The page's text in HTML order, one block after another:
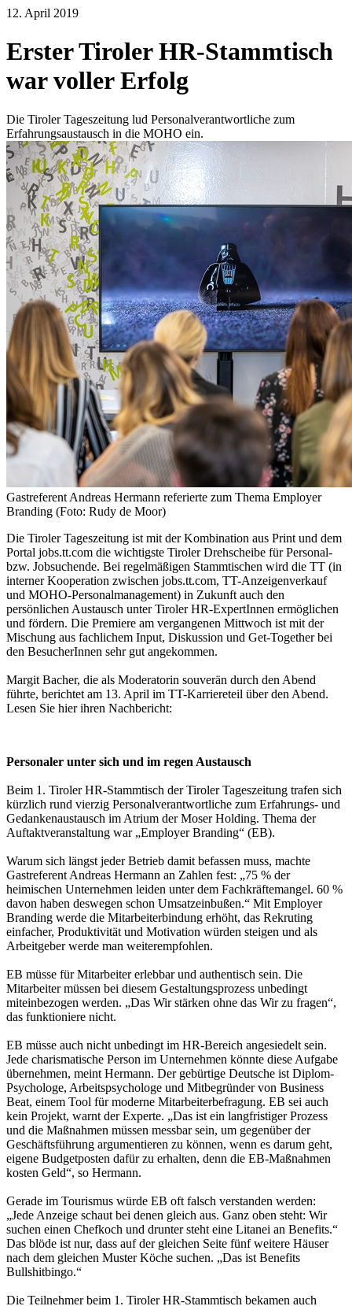
12. April 2019
Erster Tiroler HR-Stammtisch
war voller Erfolg
Die Tiroler Tageszeitung lud Personalverantwortliche zum
Erfahrungsaustausch in die MOHO ein.
Gastreferent Andreas Hermann referierte zum Thema Employer
Branding (Foto: Rudy de Moor)
Die Tiroler Tageszeitung ist mit der Kombination aus Print und dem
Portal jobs.tt.com die wichtigste Tiroler Drehscheibe für Personal-
bzw. Jobsuchende. Bei regelmäßigen Stammtischen wird die TT (in
interner Kooperation zwischen jobs.tt.com, TT-Anzeigenverkauf
und MOHO-Personalmanagement) in Zukunft auch den
persönlichen Austausch unter Tiroler HR-ExpertInnen ermöglichen
und fördern. Die Premiere am vergangenen Mittwoch ist mit der
Mischung aus fachlichem Input, Diskussion und Get-Together bei
den BesucherInnen sehr gut angekommen.
Margit Bacher, die als Moderatorin souverän durch den Abend
führte, berichtet am 13. April im TT-Karriereteil über den Abend.
Lesen Sie hier ihren Nachbericht:
Personaler unter sich und im regen Austausch
Beim 1. Tiroler HR-Stammtisch der Tiroler Tageszeitung trafen sich
kürzlich rund vierzig Personalverantwortliche zum Erfahrungs- und
Gedankenaustausch im Atrium der Moser Holding. Thema der
Auftaktveranstaltung war „Employer Branding“ (EB).
Warum sich längst jeder Betrieb damit befassen muss, machte
Gastreferent Andreas Hermann an Zahlen fest: „75 % der
heimischen Unternehmen leiden unter dem Fachkräftemangel. 60 %
davon haben deswegen schon Umsatzeinbußen.“ Mit Employer
Branding werde die Mitarbeiterbindung erhöht, das Rekruting
einfacher, Produktivität und Motivation würden steigen und als
Arbeitgeber werde man weiterempfohlen.
EB müsse für Mitarbeiter erlebbar und authentisch sein. Die
Mitarbeiter müssen bei diesem Gestaltungsprozess unbedingt
miteinbezogen werden. „Das Wir stärken ohne das Wir zu fragen“,
das funktioniere nicht.
EB müsse auch nicht unbedingt im HR-Bereich angesiedelt sein.
Jede charismatische Person im Unternehmen könnte diese Aufgabe
übernehmen, meint Hermann. Der gebürtige Deutsche ist Diplom-
Psychologe, Arbeitspsychologe und Mitbegründer von Business
Beat, einem Tool für moderne Mitarbeiterbefragung. EB sei auch
kein Projekt, warnt der Experte. „Das ist ein langfristiger Prozess
und die Maßnahmen müssen messbar sein, um gegenüber der
Geschäftsführung argumentieren zu können, wenn es darum geht,
eigene Budgetposten dafür zu erhalten, denn die EB-Maßnahmen
kosten Geld“, so Hermann.
Gerade im Tourismus würde EB oft falsch verstanden werden:
„Jede Anzeige schaut bei denen gleich aus. Ganz oben steht: Wir
suchen einen Chefkoch und drunter steht eine Litanei an Benefits.“
Das blöde ist nur, dass auf der gleichen Seite fünf weitere Häuser
nach dem gleichen Muster Köche suchen. „Das ist Benefits
Bullshitbingo.“
Die Teilnehmer beim 1. Tiroler HR-Stammtisch bekamen auch